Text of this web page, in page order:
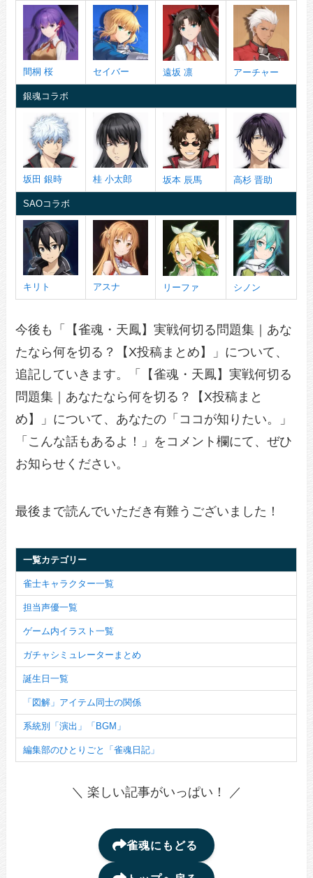
間桐 桜 セイバー 遠坂 凛 アーチャー
銀魂コラボ
坂田 銀時 桂 小太郎 坂本 辰馬 高杉 晋助
SAOコラボ
キリト アスナ リーファ シノン
今後も「【雀魂・天鳳】実戦何切る問題集｜あな
たなら何を切る？【X投稿まとめ】」について、
追記していきます。「【雀魂・天鳳】実戦何切る
問題集｜あなたなら何を切る？【X投稿まと
め】」について、あなたの「ココが知りたい。」
「こんな話もあるよ！」をコメント欄にて、ぜひ
お知らせください。
最後まで読んでいただき有難うございました！
一覧カテゴリー
雀士キャラクター一覧
担当声優一覧
ゲーム内イラスト一覧
ガチャシミュレーターまとめ
誕生日一覧
「図解」アイテム同士の関係
系統別「演出」「BGM」
編集部のひとりごと「雀魂日記」
＼ 楽しい記事がいっぱい！ ／
雀魂にもどる